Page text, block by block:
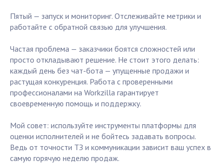
Пятый — запуск и мониторинг. Отслеживайте метрики и
работайте с обратной связью для улучшения.
Частая проблема — заказчики боятся сложностей или
просто откладывают решение. Не стоит этого делать:
каждый день без чат-бота — упущенные продажи и
растущая конкуренция. Работа с проверенными
профессионалами на Workzilla гарантирует
своевременную помощь и поддержку.
Мой совет: используйте инструменты платформы для
оценки исполнителей и не бойтесь задавать вопросы.
Ведь от точности ТЗ и коммуникации зависит ваш успех в
самую горячую неделю продаж.